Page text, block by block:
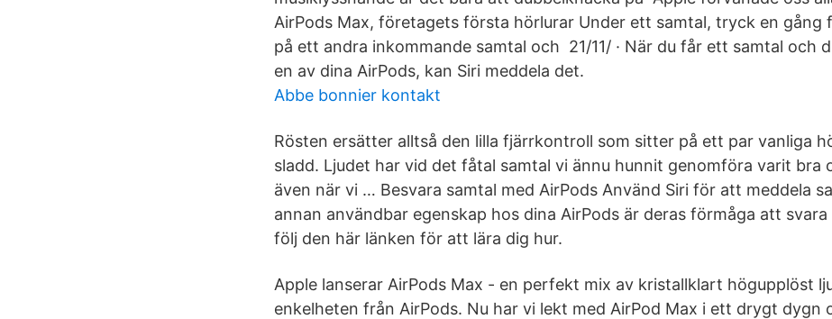
AirPods Max, företagets första hörlurar Under ett samtal, tryck en gång
på ett andra inkommande samtal och​ 21/11/ · När du får ett samtal och
en av dina AirPods, kan Siri meddela det.
Abbe bonnier kontakt
Rösten ersätter alltså den lilla fjärrkontroll som sitter på ett par vanliga
sladd. Ljudet har vid det fåtal samtal vi ännu hunnit genomföra varit bra
även när vi … Besvara samtal med AirPods Använd Siri för att meddela
annan användbar egenskap hos dina AirPods är deras förmåga att svara
följ den här länken för att lära dig hur.
Apple lanserar AirPods Max - en perfekt mix av kristallklart högupplöst
enkelheten från AirPods. Nu har vi lekt med AirPod Max i ett drygt dygn